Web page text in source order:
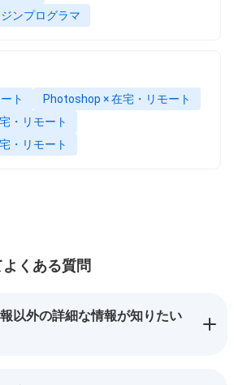
ンプログラマ
ト
Photoshop × 在宅・リモート
・リモート
・リモート
くある質問
以外の詳細な情報が知りたい